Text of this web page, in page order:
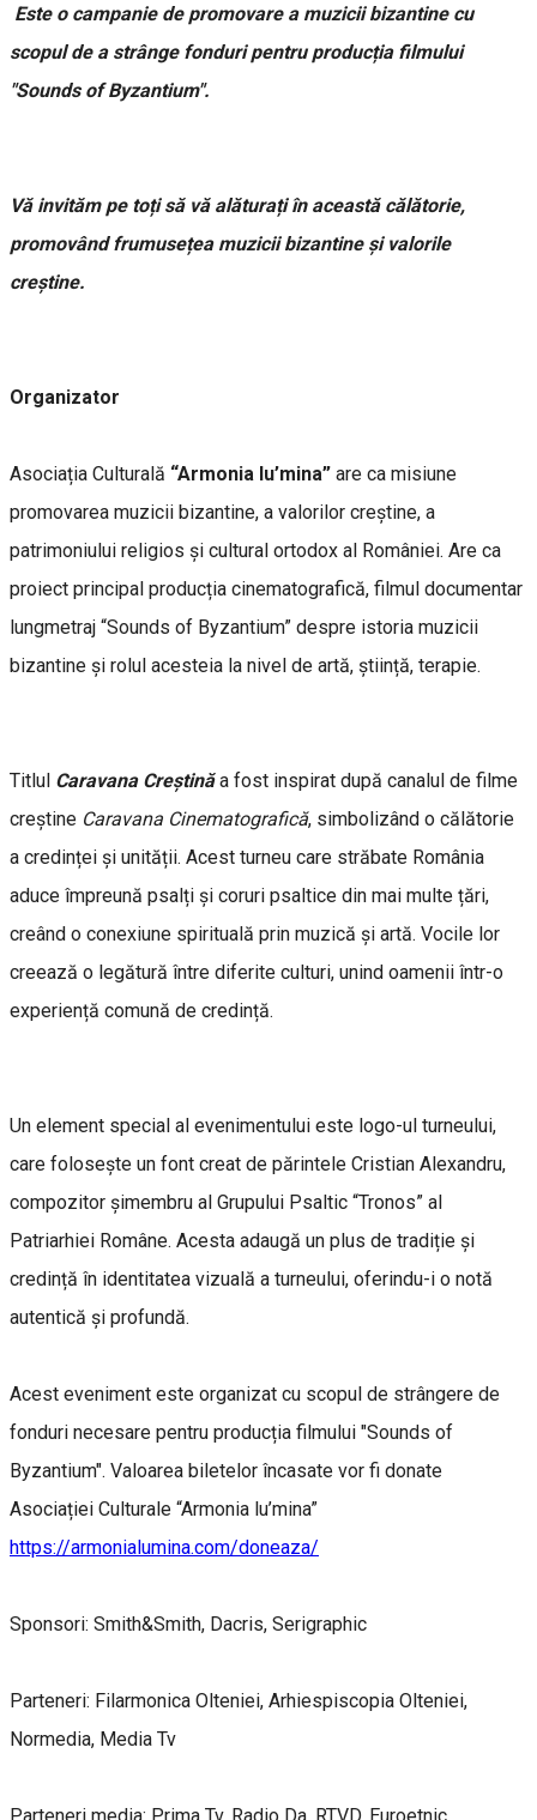
Este o campanie de promovare a muzicii bizantine cu
scopul de a strânge fonduri pentru producția filmului
"Sounds of Byzantium".
Vă invităm pe toți să vă alăturați în această călătorie,
promovând frumusețea muzicii bizantine și valorile
creștine.
Organizator
Asociația Culturală “Armonia lu’mina” are ca misiune
promovarea muzicii bizantine, a valorilor creștine, a
patrimoniului religios și cultural ortodox al României. Are ca
proiect principal producția cinematografică, filmul documentar
lungmetraj “Sounds of Byzantium” despre istoria muzicii
bizantine și rolul acesteia la nivel de artă, știință, terapie.
Titlul Caravana Creștinăa fost inspirat după canalul de filme
creștine Caravana Cinematografică, simbolizând o călătorie
a credinței și unității. Acest turneu care străbate România
aduce împreună psalți și coruri psaltice din mai multe țări,
creând o conexiune spirituală prin muzică și artă. Vocile lor
creează o legătură între diferite culturi, unind oamenii într-o
experiență comună de credință.
Un element special al evenimentului este logo-ul turneului,
care folosește un font creat de părintele Cristian Alexandru,
compozitor șimembru al Grupului Psaltic “Tronos” al
Patriarhiei Române. Acesta adaugă un plus de tradiție și
credință în identitatea vizuală a turneului, oferindu-i o notă
autentică și profundă.
Acest eveniment este organizat cu scopul de strângere de
fonduri necesare pentru producția filmului "Sounds of
Byzantium". Valoarea biletelor încasate vor fi donate
Asociației Culturale “Armonia lu’mina”
https://armonialumina.com/doneaza/
Sponsori: Smith&Smith, Dacris, Serigraphic
Parteneri: Filarmonica Olteniei, Arhiespiscopia Olteniei,
Normedia, Media Tv